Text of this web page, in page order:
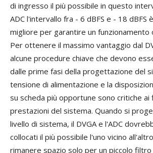
di ingresso il più possibile in questo
ADC l'intervallo fra - 6 dBFS e - 18 dBFS
migliore per garantire un funzionamento
Per ottenere il massimo vantaggio dal
alcune procedure chiave che devono
dalle prime fasi della progettazione del
tensione di alimentazione e la
su scheda più opportune sono critiche ai
prestazioni del sistema. Quando si
livello di sistema, il DVGA e l'ADC
collocati il più possibile l'uno vicino
rimanere spazio solo per un piccolo